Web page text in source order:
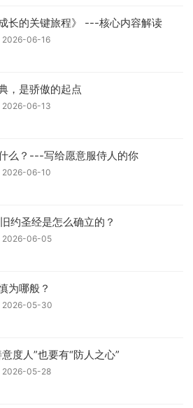
成长的关键旅程》 ---核心内容解读
2026-06-16
，是骄傲的起点
2026-06-13
么？---写给愿意服侍人的你
2026-06-10
约圣经是怎么确立的？
2026-06-05
为哪般？
2026-05-30
度人”也要有“防人之心”
2026-05-28